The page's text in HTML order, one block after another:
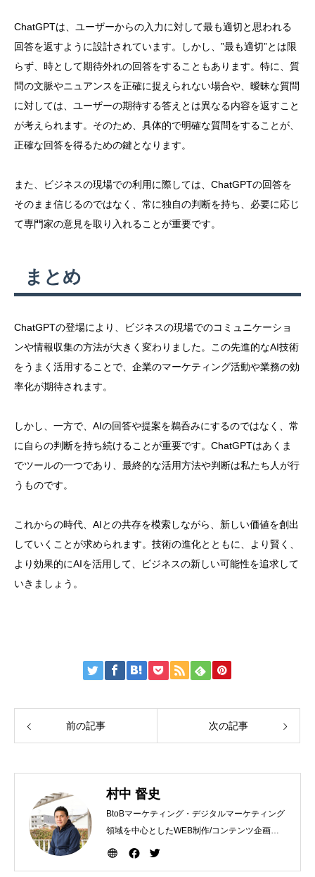
ChatGPTは、ユーザーからの入力に対して最も適切と思われる
回答を返すように設計されています。しかし、”最も適切”とは限
らず、時として期待外れの回答をすることもあります。特に、質
問の文脈やニュアンスを正確に捉えられない場合や、曖昧な質問
に対しては、ユーザーの期待する答えとは異なる内容を返すこと
が考えられます。そのため、具体的で明確な質問をすることが、
正確な回答を得るための鍵となります。
また、ビジネスの現場での利用に際しては、ChatGPTの回答を
そのまま信じるのではなく、常に独自の判断を持ち、必要に応じ
て専門家の意見を取り入れることが重要です。
まとめ
ChatGPTの登場により、ビジネスの現場でのコミュニケーショ
ンや情報収集の方法が大きく変わりました。この先進的なAI技術
をうまく活用することで、企業のマーケティング活動や業務の効
率化が期待されます。
しかし、一方で、AIの回答や提案を鵜呑みにするのではなく、常
に自らの判断を持ち続けることが重要です。ChatGPTはあくま
でツールの一つであり、最終的な活用方法や判断は私たち人が行
うものです。
これからの時代、AIとの共存を模索しながら、新しい価値を創出
していくことが求められます。技術の進化とともに、より賢く、
より効果的にAIを活用して、ビジネスの新しい可能性を追求して
いきましょう。
前の記事 次の記事
村中 督史
BtoBマーケティング・デジタルマーケティング
領域を中心としたWEB制作/コンテンツ企画な
どマーケティング活動をサポート。デザイン企